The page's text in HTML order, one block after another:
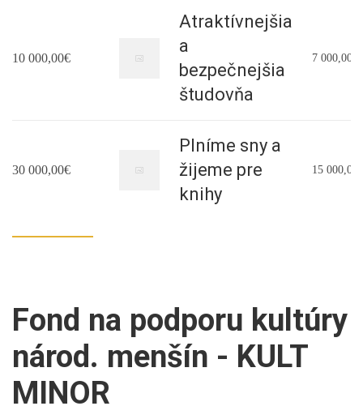
10 000,00€
Atraktívnejšia
a
bezpečnejšia
študovňa
7 000,00€
30 000,00€
Plníme sny a
žijeme pre
knihy
15 000,00€
Fond na podporu kultúry
národ. menšín - KULT
MINOR